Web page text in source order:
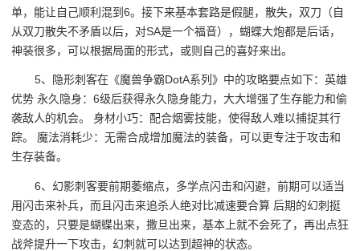
单，能让自己顺利混到6。接下来基本套路是假腿，散失，双刀（自
从双刀散失不矛盾以后，对SA是一个福音），蝴蝶大炮都是后话，
神装很多，可以根据局面的形式，或则自己的喜好来出。
5、隐形刺客在《魔兽争霸DotA系列》中的攻略要点如下：英雄
优势 永久隐身：6级后获得永久隐身能力，大大增强了生存能力和偷
袭敌人的机会。 身材小巧：配合烟雾技能，使得敌人难以捕捉其行
踪。 魔法消耗少：无需合成增加魔法的装备，可以更专注于攻击和
生存装备。
6、幻影刺客要前期萎缩点，多学点闪击和闪避，前期可以适当
用闪击来补兵，而且闪击来追杀人绝对比减速要合算 后期的幻刺挺
变态的，只要是蝴蝶出来，撒旦出来，基本上就不会死了，再出点狂
战斧提升一下攻击，幻刺就可以达到超神的状态。